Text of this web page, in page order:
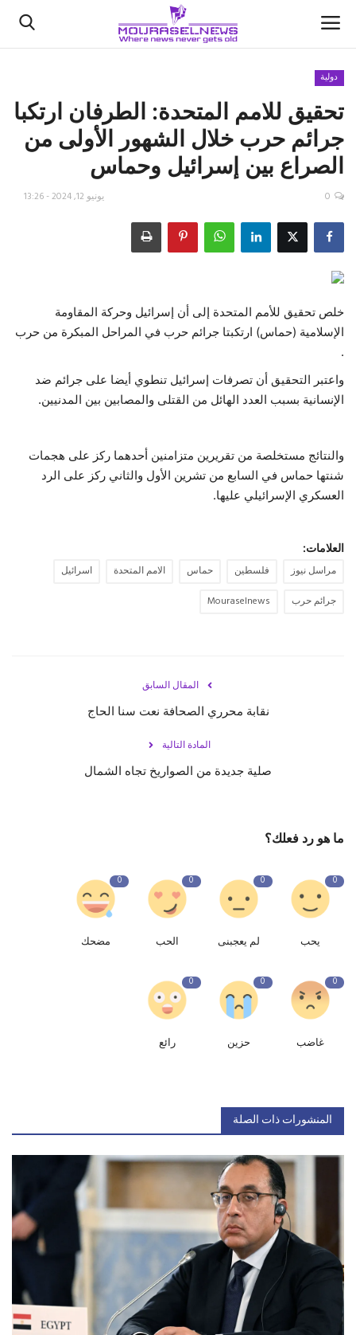
الأخبار
كتّابنا
السعودية
اقتصاد
علوم وتكنولوجيا
رياضة
فيديو
حياة
دولية
تحقيق للامم المتحدة: الطرفان ارتكبا
جرائم حرب خلال الشهور الأولى من
الصراع بين إسرائيل وحماس
يونيو 12, 2024 - 13:26 0
خلص تحقيق للأمم المتحدة إلى أن إسرائيل وحركة المقاومة
الإسلامية (حماس) ارتكبتا جرائم حرب في المراحل المبكرة من حرب
.
واعتبر التحقيق أن تصرفات إسرائيل تنطوي أيضا على جرائم ضد
الإنسانية بسبب العدد الهائل من القتلى والمصابين بين المدنيين.
والنتائج مستخلصة من تقريرين متزامنين أحدهما ركز على هجمات
شنتها حماس في السابع من تشرين الأول والثاني ركز على الرد
العسكري الإسرائيلي عليها.
العلامات:
مراسل نيوز فلسطين حماس الامم المتحدة
اسرائيل
جرائم حرب
Mouraselnews
المقال السابق
نقابة محرري الصحافة نعت سنا الحاج
المادة التالية
صلية جديدة من الصواريخ تجاه الشمال
ما هو رد فعلك؟
0
يحب
0
لم يعجبنى
0
الحب
0
مضحك
0
غاضب
0
حزين
0
رائع
المنشورات ذات الصلة